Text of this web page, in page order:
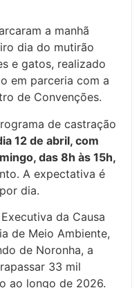
a manhã
dia do mutirão
e gatos, realizado
em parceria com a
de Convenções.
de castração
12 de abril, com
das 8h às 15h,
A expectativa é
dia.
da Causa
de Meio Ambiente,
de Noronha, a
33 mil
ao longo de 2026.